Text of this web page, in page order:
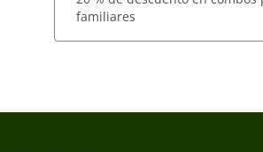
familiares